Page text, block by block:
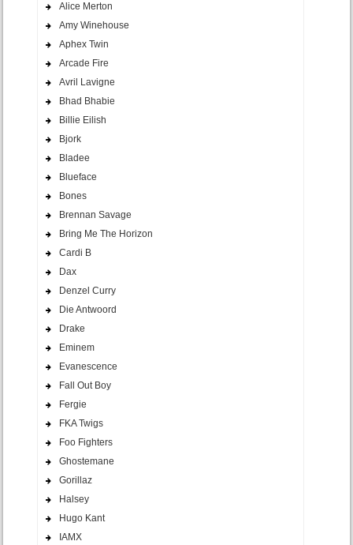
Alice Merton
Amy Winehouse
Aphex Twin
Arcade Fire
Avril Lavigne
Bhad Bhabie
Billie Eilish
Bjork
Bladee
Blueface
Bones
Brennan Savage
Bring Me The Horizon
Cardi B
Dax
Denzel Curry
Die Antwoord
Drake
Eminem
Evanescence
Fall Out Boy
Fergie
FKA Twigs
Foo Fighters
Ghostemane
Gorillaz
Halsey
Hugo Kant
IAMX